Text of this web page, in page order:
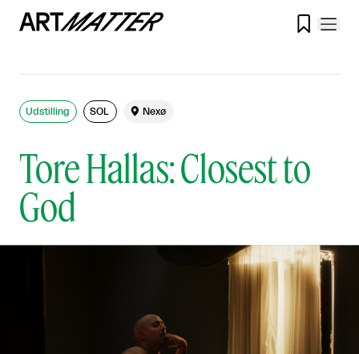

Tore Hallas: Closest to
God
Udstilling SOL  Nexø